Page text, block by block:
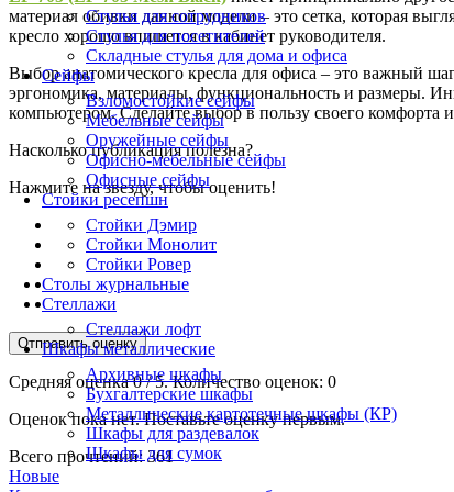
Стулья для сотрудников
Стулья для посетителей
Складные стулья для дома и офиса
Сейфы
Взломостойкие сейфы
Мебельные сейфы
Оружейные сейфы
Офисно-мебельные сейфы
Офисные сейфы
Стойки ресепшн
Стойки Дэмир
Стойки Монолит
Стойки Ровер
Столы журнальные
Стеллажи
Стеллажи лофт
Шкафы металлические
Архивные шкафы
Бухгалтерские шкафы
Металлические картотечные шкафы (КР)
Шкафы для раздевалок
Шкафы для сумок
материал обивки данной модели – это сетка, которая
кресло хорошо впишется в кабинет руководителя.
Выбор анатомического кресла для офиса – это важный
эргономика, материалы, функциональность и размеры.
компьютером. Сделайте выбор в пользу своего комфорта
Насколько публикация полезна?
Нажмите на звезду, чтобы оценить!
Отправить оценку
Средняя оценка0/ 5. Количество оценок: 0
Оценок пока нет. Поставьте оценку первым.
Всего прочтений: 361
Новые